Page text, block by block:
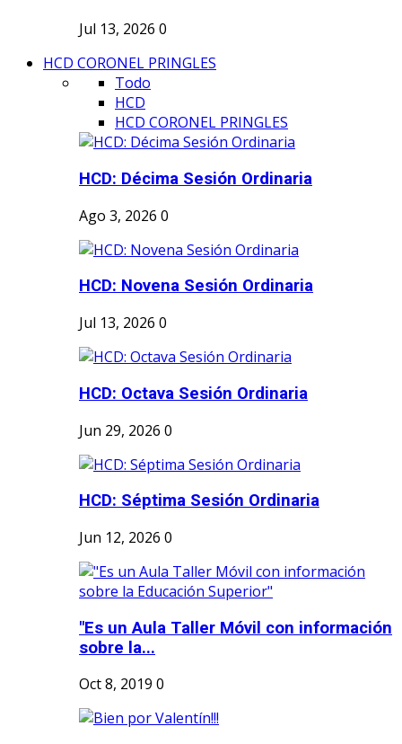
Jul 13, 2026 0
HCD CORONEL PRINGLES
Todo
HCD
HCD CORONEL PRINGLES
HCD: Décima Sesión Ordinaria
Ago 3, 2026 0
HCD: Novena Sesión Ordinaria
Jul 13, 2026 0
HCD: Octava Sesión Ordinaria
Jun 29, 2026 0
HCD: Séptima Sesión Ordinaria
Jun 12, 2026 0
"Es un Aula Taller Móvil con información
sobre la...
Oct 8, 2019 0